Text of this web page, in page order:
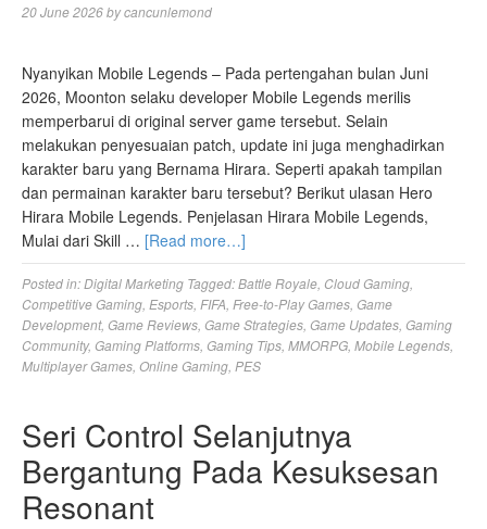
20 June 2026bycancunlemond
Nyanyikan Mobile Legends – Pada pertengahan bulan Juni
2026, Moonton selaku developer Mobile Legends merilis
memperbarui di original server game tersebut. Selain
melakukan penyesuaian patch, update ini juga menghadirkan
karakter baru yang Bernama Hirara. Seperti apakah tampilan
dan permainan karakter baru tersebut? Berikut ulasan Hero
Hirara Mobile Legends. Penjelasan Hirara Mobile Legends,
Mulai dari Skill … [Read more…]
Posted in:Digital Marketing Tagged:Battle Royale Cloud Gaming
Competitive Gaming Esports FIFA Free-to-Play Games Game
Development, Game Reviews Game Strategies Game Updates Gaming
Community, Gaming Platforms Gaming Tips MMORPG Mobile Legends
Multiplayer Games Online Gaming PES
Seri Control Selanjutnya
Bergantung Pada Kesuksesan
Resonant